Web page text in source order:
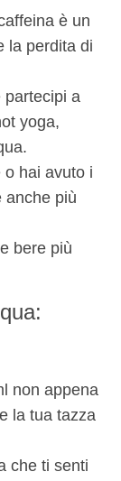
è un
la perdita di
partecipi a
yoga,
o hai avuto i
anche più
bere più
non appena
la tua tazza
che ti senti